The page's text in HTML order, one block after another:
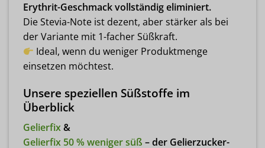
Erythrit-Geschmack vollständig eliminiert.
Die Stevia-Note ist dezent, aber stärker als bei
der Variante mit 1-facher Süßkraft.
Ideal, wenn du weniger Produktmenge
einsetzen möchtest.
Unsere speziellen Süßstoffe im
Überblick
Gelierfix&
Gelierfix 50 % weniger süß – der Gelierzucker-